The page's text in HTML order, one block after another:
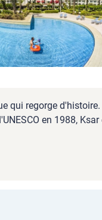
qui regorge d'histoire.
en 1988,